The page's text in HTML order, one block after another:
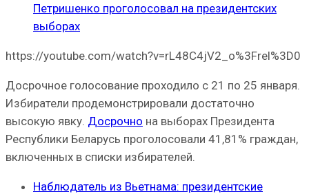
Петришенко проголосовал на президентских
выборах
https://youtube.com/watch?v=rL48C4jV2_o%3Frel%3D0
Досрочное голосование проходило с 21 по 25 января.
Избиратели продемонстрировали достаточно
высокую явку. Досрочно на выборах Президента
Республики Беларусь проголосовали 41,81% граждан,
включенных в списки избирателей.
Наблюдатель из Вьетнама: президентские